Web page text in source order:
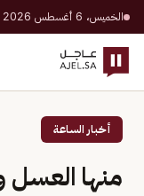
الخميس، 6 أغسطس 2026 · 23 صفر 1448 هـ
أخبار الساعة
منها العسل